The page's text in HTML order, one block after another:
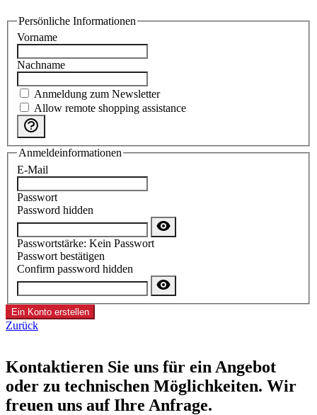
Persönliche Informationen
Vorname
Nachname
Anmeldung zum Newsletter
Allow remote shopping assistance
Anmeldeinformationen
E-Mail
Passwort
Password hidden
Passwortstärke: Kein Passwort
Passwort bestätigen
Confirm password hidden
Ein Konto erstellen
Zurück
Kontaktieren Sie uns für ein Angebot
oder zu technischen Möglichkeiten. Wir
freuen uns auf Ihre Anfrage.